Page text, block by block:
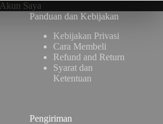
Akun Saya
Panduan dan Kebijakan
Kebijakan Privasi
Cara Membeli
Refund and Return
Syarat dan
Ketentuan
Pengiriman